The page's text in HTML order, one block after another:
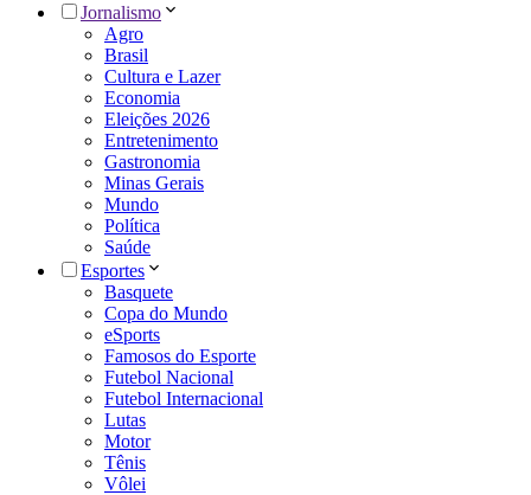
Jornalismo
Agro
Brasil
Cultura e Lazer
Economia
Eleições 2026
Entretenimento
Gastronomia
Minas Gerais
Mundo
Política
Saúde
Esportes
Basquete
Copa do Mundo
eSports
Famosos do Esporte
Futebol Nacional
Futebol Internacional
Lutas
Motor
Tênis
Vôlei